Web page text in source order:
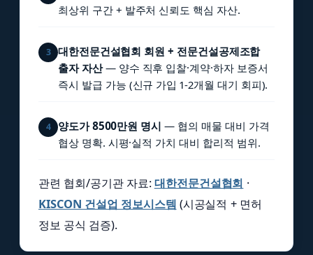
최상위 구간 + 발주처 신뢰도 핵심 자산.
3
대한전문건설협회 회원 + 전문건설공제조합
출자 자산— 양수 직후 입찰·계약·하자 보증서
즉시 발급 가능 (신규 가입 1-2개월 대기 회피).
4 양도가 8500만원 명시 — 협의 매물 대비 가격
협상 명확. 시평·실적 가치 대비 합리적 범위.
관련 협회/공기관 자료:대한전문건설협회 ·
KISCON 건설업 정보시스템 (시공실적 + 면허
정보 공식 검증).